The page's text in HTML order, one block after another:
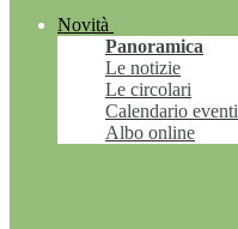
Novità
Panoramica
Le notizie
Le circolari
Calendario eventi
Albo online